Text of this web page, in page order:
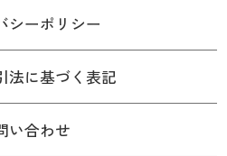
シーポリシー
法に基づく表記
い合わせ